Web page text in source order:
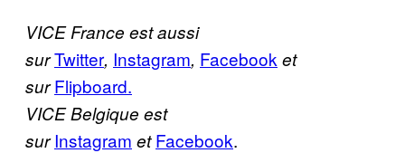
VICE France est aussi
surTwitter, Instagram, Facebook et
sur Flipboard.
VICE Belgique est
sur Instagram et Facebook.